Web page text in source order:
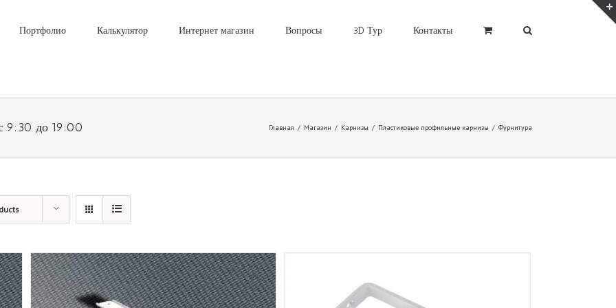
Портфолио Калькулятор Интернет магазин Вопросы 3D Тур Контакты
9:30 до 19:00 Главная / Магазин / Карнизы / Пластиковые профильные карнизы / Фурнитура